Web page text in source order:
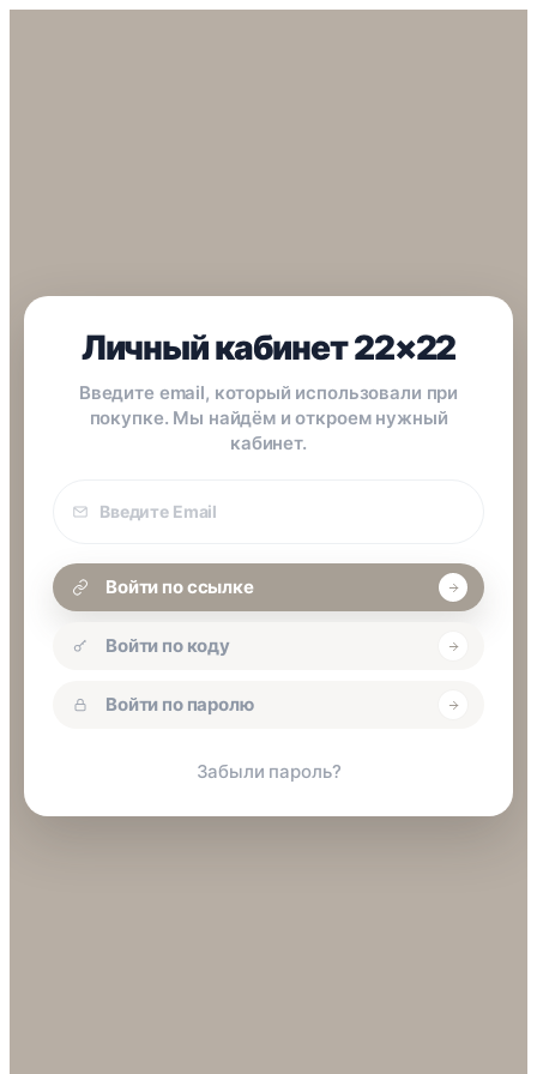
Личный кабинет 22×22
Введите email, который использовали при
покупке. Мы найдём и откроем нужный
кабинет.
покупки
Войти по ссылке
Войти по коду
Войти по паролю
Забыли пароль?